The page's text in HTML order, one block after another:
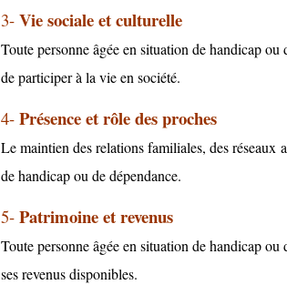
3- Vie sociale et culturelle
Toute personne âgée en situation de handicap
de participeràla vie en société.
4- Présence et rôle des proches
Le maintien des relations familiales, des réseaux
de handicap ou de dépendance.
5- Patrimoine et revenus
Toute personne âgée en situation de handicap
ses revenus disponibles.